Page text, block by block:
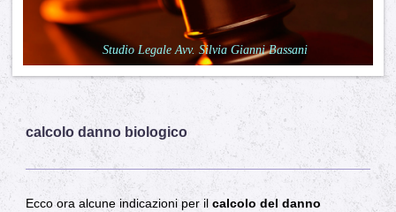
Studio Legale Avv. Silvia Gianni Bassani
calcolo danno biologico
Ecco ora alcune indicazioni per il calcolo del danno